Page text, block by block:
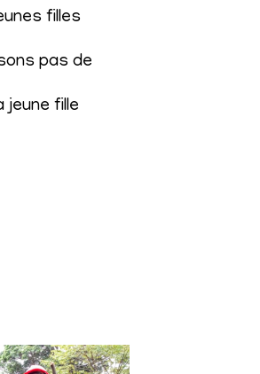
filles
pas de
jeune fille